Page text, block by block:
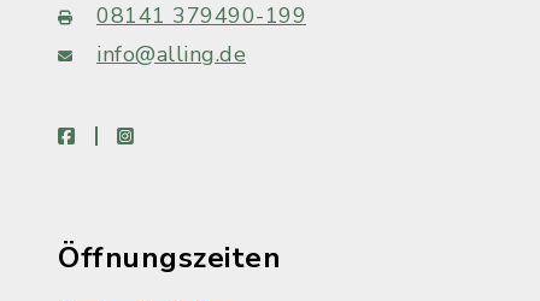
08141 379490-199
info@alling.de
facebookinstagram
Öffnungszeiten